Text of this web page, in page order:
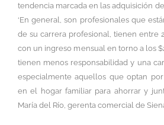
tendencia marcada en las adquisición
‘En general, son profesionales que
de su carrera profesional, tienen entre
con un ingreso mensual en torno a los
tienen menos responsabilidad y una
especialmente aquellos que optan
en el hogar familiar para ahorrar y
María del Río, gerenta comercial de